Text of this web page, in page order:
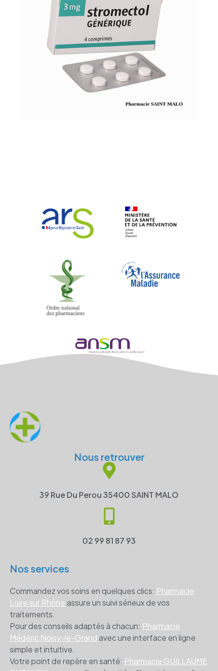
Nous retrouver
39 Rue Du Perou 35400 SAINT MALO
02 99 81 87 93
Nos services
Commandez vos soins en quelques clics: Pharmacie
Loire sur Rhôneassure un suivi sérieux de vos
traitements.
Pour des conseils adaptés à chacun: Pharmacie
Médéric Noisy-le-Grandavec une interface en ligne
simple et intuitive.
Votre point de repère en santé: Pharmacie GUILLAUME